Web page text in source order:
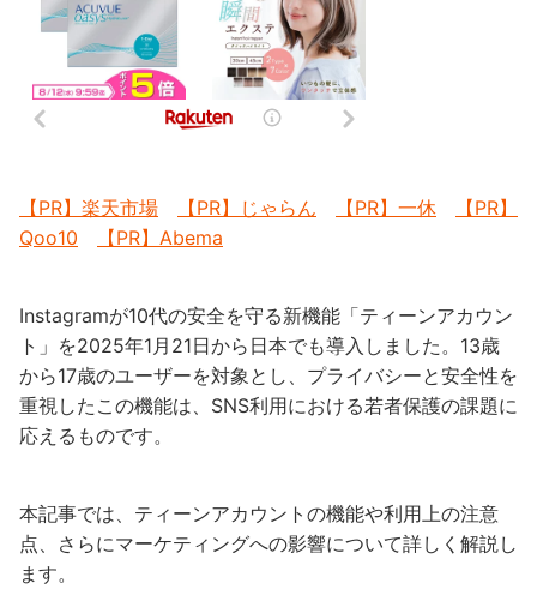
【PR】楽天市場 【PR】じゃらん 【PR】一休
【PR】
Qoo10
【PR】Abema
Instagramが10代の安全を守る新機能「ティーンアカウン
ト」を2025年1月21日から日本でも導入しました。13歳
から17歳のユーザーを対象とし、プライバシーと安全性を
重視したこの機能は、SNS利用における若者保護の課題に
応えるものです。
本記事では、ティーンアカウントの機能や利用上の注意
点、さらにマーケティングへの影響について詳しく解説し
ます。